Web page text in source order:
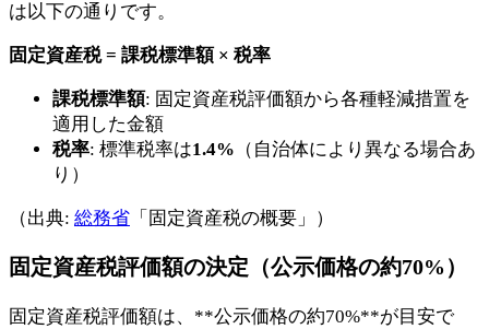
は以下の通りです。
固定資産税 = 課税標準額 × 税率
課税標準額: 固定資産税評価額から各種軽減措置を
適用した金額
税率: 標準税率は1.4% （自治体により異なる場合あ
り）
（出典: 総務省 「固定資産税の概要」）
固定資産税評価額の決定（公示価格の約70%）
固定資産税評価額は、**公示価格の約70%**が目安で